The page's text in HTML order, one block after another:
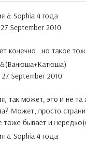
& Sophia 4 года
27 September 2010
конечно...но такое
27 September 2010
так может, это и не
Может, просто
тоже бывает и
& Sophia 4 года